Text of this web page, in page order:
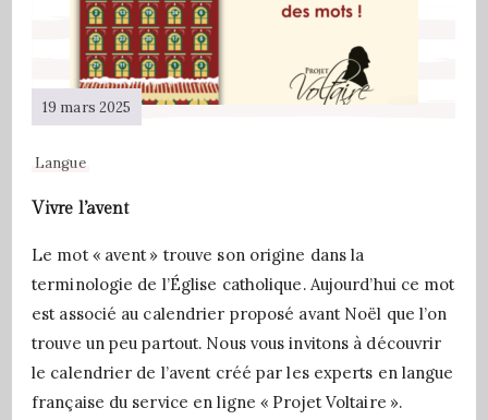
19 mars 2025
Langue
Vivre l’avent
Le mot « avent » trouve son origine dans la
terminologie de l’Église catholique. Aujourd’hui ce mot
est associé au calendrier proposé avant Noël que l’on
trouve un peu partout. Nous vous invitons à découvrir
le calendrier de l’avent créé par les experts en langue
française du service en ligne « Projet Voltaire ».